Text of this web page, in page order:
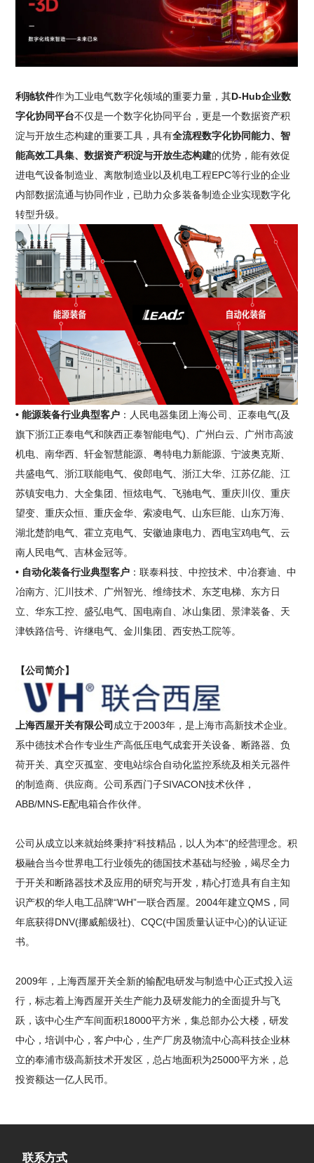
利驰软件作为工业电气数字化领域的重要力量，其D-Hub企业数
字化协同平台不仅是一个数字化协同平台，更是一个数据资产积
淀与开放生态构建的重要工具，具有全流程数字化协同能力、智
能高效工具集、数据资产积淀与开放生态构建的优势，能有效促
进电气设备制造业、离散制造业以及机电工程EPC等行业的企业
内部数据流通与协同作业，已助力众多装备制造企业实现数字化
转型升级。
• 能源装备行业典型客户 ：人民电器集团上海公司、正泰电气(及
旗下浙江正泰电气和陕西正泰智能电气)、广州白云、广州市高波
机电、南华西、轩金智慧能源、粤特电力新能源、宁波奥克斯、
共盛电气、浙江联能电气、俊郎电气、浙江大华、江苏亿能、江
苏镇安电力、大全集团、恒炫电气、飞驰电气、重庆川仪、重庆
望变、重庆众恒、重庆金华、索凌电气、山东巨能、山东万海、
湖北楚韵电气、霍立克电气、安徽迪康电力、西电宝鸡电气、云
南人民电气、吉林金冠等。
• 自动化装备行业典型客户 ：联泰科技、中控技术、中冶赛迪、中
冶南方、汇川技术、广州智光、维缔技术、东芝电梯、东方日
立、华东工控、盛弘电气、国电南自、冰山集团、景津装备、天
津铁路信号、许继电气、金川集团、西安热工院等。
【公司简介】
上海西屋开关有限公司 成立于2003年，是上海市高新技术企业。
系中德技术合作专业生产高低压电气成套开关设备、断路器、负
荷开关、真空灭孤室、变电站综合自动化监控系统及相关元器件
的制造商、供应商。公司系西门子SIVACON技术伙伴，
ABB/MNS-E配电箱合作伙伴。
公司从成立以来就始终秉持“科技精品，以人为本”的经营理念。积
极融合当今世界电工行业领先的德国技术基础与经验，竭尽全力
于开关和断路器技术及应用的研究与开发，精心打造具有自主知
识产权的华人电工品牌“WH”一联合西屋。2004年建立QMS，同
年底获得DNV(挪威船级社)、CQC(中国质量认证中心)的认证证
书。
2009年，上海西屋开关全新的输配电研发与制造中心正式投入运
行，标志着上海西屋开关生产能力及研发能力的全面提升与飞
跃，该中心生产车间面积18000平方米，集总部办公大楼，研发
中心，培训中心，客户中心，生产厂房及物流中心高科技企业林
立的奉浦市级高新技术开发区，总占地面积为25000平方米，总
投资额达一亿人民币。
联系方式